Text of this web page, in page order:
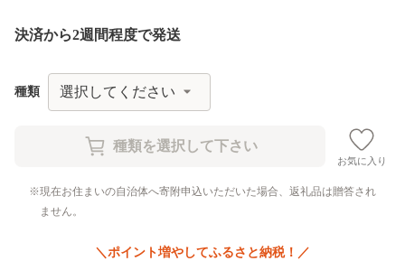
決済から2週間程度で発送
種類
お気に入り
現在お住まいの自治体へ寄附申込いただいた場合、返礼品は贈答され
ません。
＼ポイント増やしてふるさと納税！／